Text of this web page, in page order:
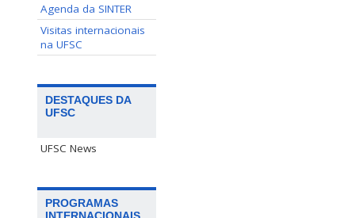
Agenda da SINTER
Visitas internacionais
na UFSC
DESTAQUES DA
UFSC
UFSC News
PROGRAMAS